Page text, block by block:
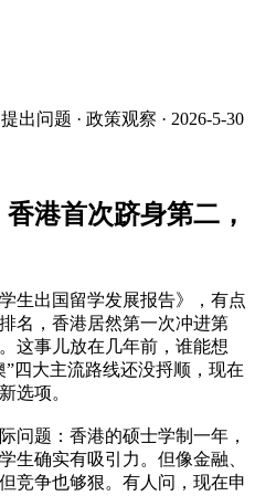
提出问题 · 政策观察 · 2026-5-30
港首次跻身第二，
生出国留学发展报告》，有点
名，香港居然第一次冲进第
这事儿放在几年前，谁能想
四大主流路线还没捋顺，现在
选项。
问题：香港的硕士学制一年，
生确实有吸引力。但像金融、
竞争也够狠。有人问，现在申